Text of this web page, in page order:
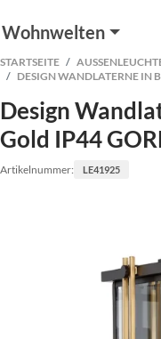
Wohnwelten
STARTSEITE
DESIGN WANDLATERNE IN
Design
Gold IP44
Artikelnummer: LE41925